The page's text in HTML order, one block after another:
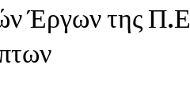
Έργων της Π.Ε